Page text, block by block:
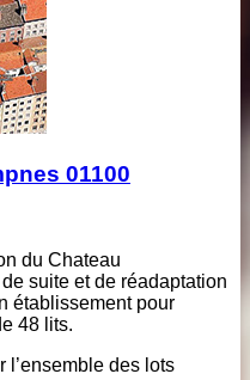
01100
du Chateau
suite et de réadaptation
établissement pour
48 lits.
l’ensemble des lots